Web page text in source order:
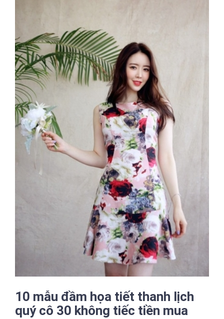
10 mẫu đầm họa tiết thanh lịch
quý cô 30 không tiếc tiền mua